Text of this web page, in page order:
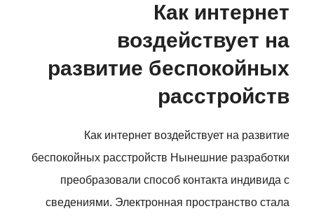
Как интернет
воздействует на
развитие беспокойных
расстройств
Как интернет воздействует на развитие
беспокойных расстройств Нынешние разработки
преобразовали способ контакта индивида с
сведениями. Электронная пространство стала